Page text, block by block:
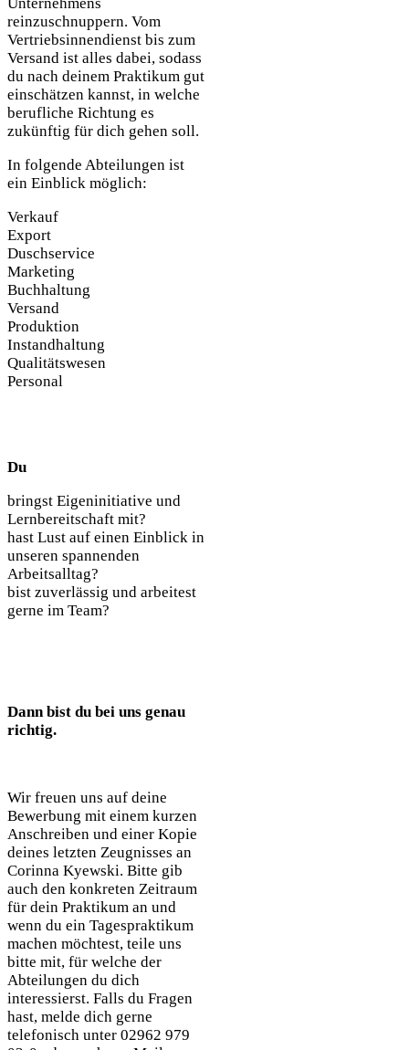
reinzuschnuppern. Vom
Vertriebsinnendienst bis zum
Versand ist alles dabei, sodass
du nach deinem Praktikum gut
einschätzen kannst, in welche
berufliche Richtung es
zukünftig für dich gehen soll.
In folgende Abteilungen ist
ein Einblick möglich:
Verkauf
Export
Duschservice
Marketing
Buchhaltung
Versand
Produktion
Instandhaltung
Qualitätswesen
Personal
Du
bringst Eigeninitiative und
Lernbereitschaft mit?
hast Lust auf einen Einblick in
unseren spannenden
Arbeitsalltag?
bist zuverlässig und arbeitest
gerne im Team?
Dann bist du bei uns genau
richtig.
Wir freuen uns auf deine
Bewerbung mit einem kurzen
Anschreiben und einer Kopie
deines letzten Zeugnisses an
Corinna Kyewski. Bitte gib
auch den konkreten Zeitraum
für dein Praktikum an und
wenn du ein Tagespraktikum
machen möchtest, teile uns
bitte mit, für welche der
Abteilungen du dich
interessierst. Falls du Fragen
hast, melde dich gerne
telefonisch unter 02962 979